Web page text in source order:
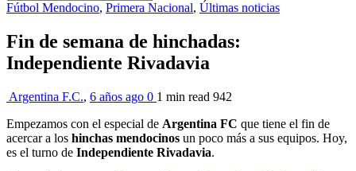
Fútbol Mendocino, Primera Nacional, Últimas noticias
Fin de semana de hinchadas:
Independiente Rivadavia
Argentina F.C., 6 años ago 0 1 min read 942
Empezamos con el especial de Argentina FC que tiene el fin de
acercar a los hinchas mendocinos un poco más a sus equipos. Hoy,
es el turno de Independiente Rivadavia.